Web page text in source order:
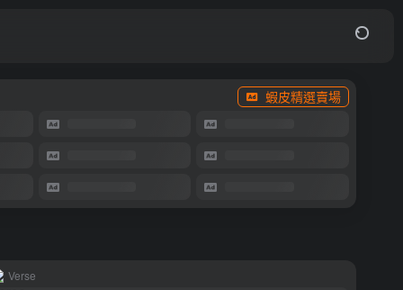
蝦皮精選賣場
Verse